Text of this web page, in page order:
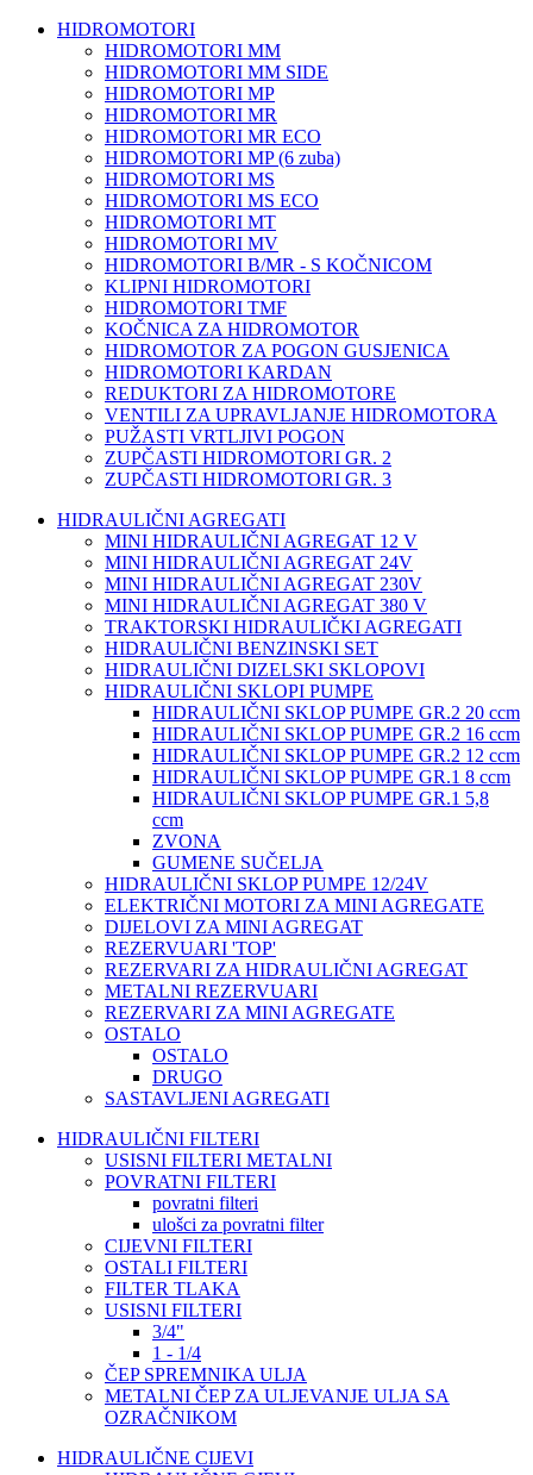
HIDROMOTORI
HIDROMOTORI MM
HIDROMOTORI MM SIDE
HIDROMOTORI MP
HIDROMOTORI MR
HIDROMOTORI MR ECO
HIDROMOTORI MP (6 zuba)
HIDROMOTORI MS
HIDROMOTORI MS ECO
HIDROMOTORI MT
HIDROMOTORI MV
HIDROMOTORI B/MR - S KOČNICOM
KLIPNI HIDROMOTORI
HIDROMOTORI TMF
KOČNICA ZA HIDROMOTOR
HIDROMOTOR ZA POGON GUSJENICA
HIDROMOTORI KARDAN
REDUKTORI ZA HIDROMOTORE
VENTILI ZA UPRAVLJANJE HIDROMOTORA
PUŽASTI VRTLJIVI POGON
ZUPČASTI HIDROMOTORI GR. 2
ZUPČASTI HIDROMOTORI GR. 3
HIDRAULIČNI AGREGATI
MINI HIDRAULIČNI AGREGAT 12 V
MINI HIDRAULIČNI AGREGAT 24V
MINI HIDRAULIČNI AGREGAT 230V
MINI HIDRAULIČNI AGREGAT 380 V
TRAKTORSKI HIDRAULIČKI AGREGATI
HIDRAULIČNI BENZINSKI SET
HIDRAULIČNI DIZELSKI SKLOPOVI
HIDRAULIČNI SKLOPI PUMPE
HIDRAULIČNI SKLOP PUMPE GR.2 20 ccm
HIDRAULIČNI SKLOP PUMPE GR.2 16 ccm
HIDRAULIČNI SKLOP PUMPE GR.2 12 ccm
HIDRAULIČNI SKLOP PUMPE GR.1 8 ccm
HIDRAULIČNI SKLOP PUMPE GR.1 5,8
ccm
ZVONA
GUMENE SUČELJA
HIDRAULIČNI SKLOP PUMPE 12/24V
ELEKTRIČNI MOTORI ZA MINI AGREGATE
DIJELOVI ZA MINI AGREGAT
REZERVUARI 'TOP'
REZERVARI ZA HIDRAULIČNI AGREGAT
METALNI REZERVUARI
REZERVARI ZA MINI AGREGATE
OSTALO
OSTALO
DRUGO
SASTAVLJENI AGREGATI
HIDRAULIČNI FILTERI
USISNI FILTERI METALNI
POVRATNI FILTERI
povratni filteri
ulošci za povratni filter
CIJEVNI FILTERI
OSTALI FILTERI
FILTER TLAKA
USISNI FILTERI
3/4"
1 - 1/4
ČEP SPREMNIKA ULJA
METALNI ČEP ZA ULJEVANJE ULJA SA
OZRAČNIKOM
HIDRAULIČNE CIJEVI